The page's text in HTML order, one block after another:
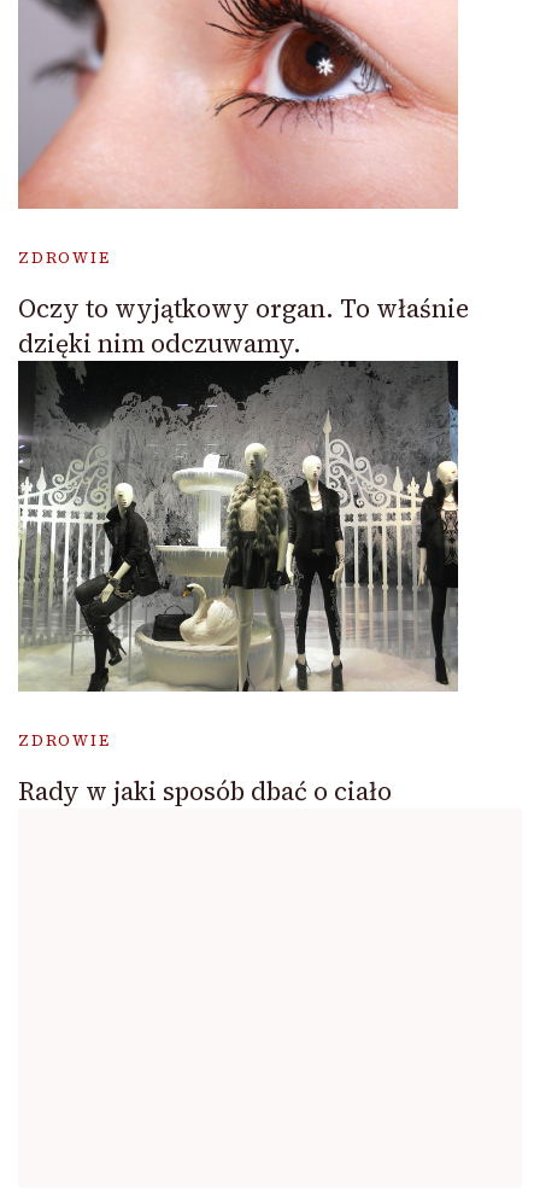
ZDROWIE
Oczy to wyjątkowy organ. To właśnie
dzięki nim odczuwamy.
ZDROWIE
Rady w jaki sposób dbać o ciało